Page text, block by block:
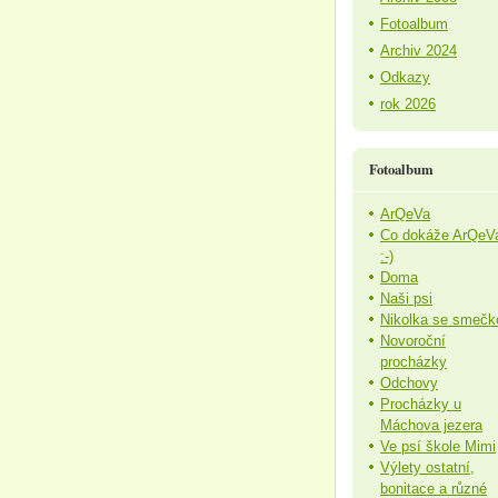
Fotoalbum
Archiv 2024
Odkazy
rok 2026
Fotoalbum
ArQeVa
Co dokáže
:-)
Doma
Naši psi
Nikolka se
Novoroční
procházky
Odchovy
Procházky u
Máchova jezera
Ve psí škole Mimi
Výlety ostatní,
bonitace a různé